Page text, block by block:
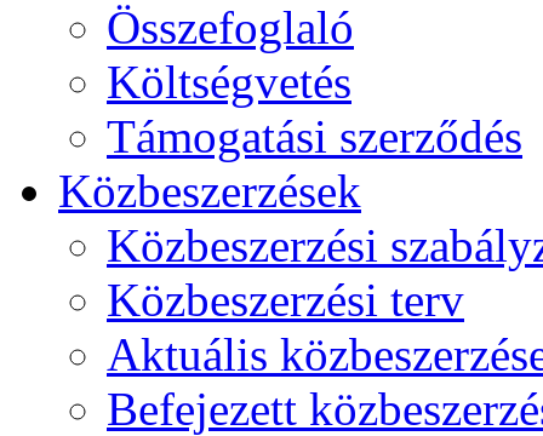
Összefoglaló
Költségvetés
Támogatási szerződés
Közbeszerzések
Közbeszerzési
Közbeszerzési terv
Aktuális
Befejezett